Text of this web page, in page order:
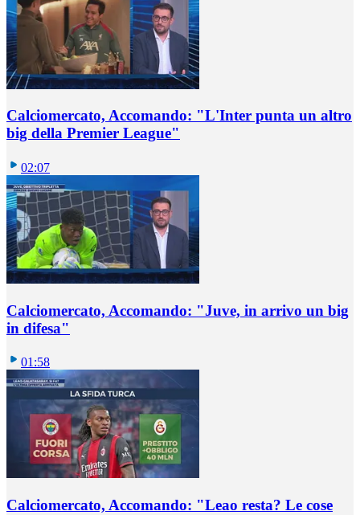
Calciomercato, Accomando: "L'Inter punta un altro
big della Premier League"
02:07
Calciomercato, Accomando: "Juve, in arrivo un big
in difesa"
01:58
Calciomercato, Accomando: "Leao resta? Le cose